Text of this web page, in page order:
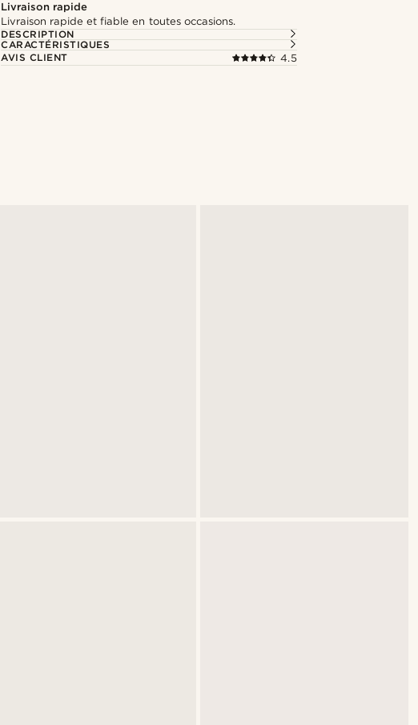
Livraison rapide
Livraison rapide et fiable en toutes occasions.
DESCRIPTION
CARACTÉRISTIQUES
AVIS CLIENT
4.5